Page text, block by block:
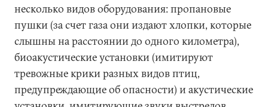
несколько видов оборудования: пропановые
пушки (за счет газа они издают хлопки, которые
слышны на расстоянии до одного километра),
биоакустические установки (имитируют
тревожные крики разных видов птиц,
предупреждающие об опасности) и акустические